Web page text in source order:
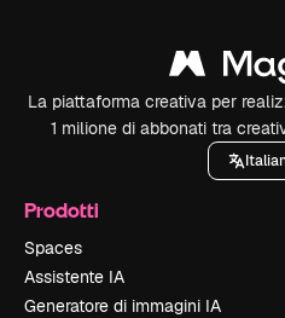
La piattaforma creativa per
1 milione di abbonati tra
Prodotti
Spaces
Assistente IA
Generatore di immagini IA